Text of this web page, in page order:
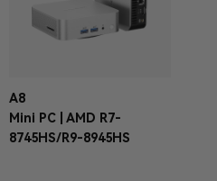
A8
Mini PC | AMD R7-
8745HS/R9-8945HS